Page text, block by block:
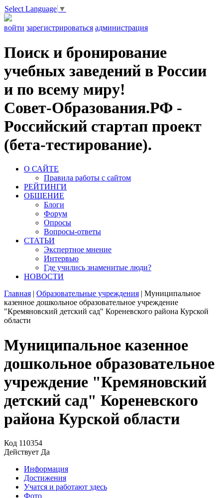
Select Language ▼
войти зарегистрироваться администрация
Поиск и бронирование
учебных заведений в России
и по всему миру!
Совет-Образования.РФ -
Российский стартап проект
(бета-тестирование).
О САЙТЕ
Правила работы с сайтом
РЕЙТИНГИ
ОБЩЕНИЕ
Блоги
Форум
Опросы
Вопросы-ответы
СТАТЬИ
Экспертное мнение
Интервью
Где учились знаменитые люди?
НОВОСТИ
Главная | Образовательные учреждения | Муниципальное
казенное дошкольное образовательное учреждение
"Кремяновский детский сад" Кореневского района Курской
области
Муниципальное казенное
дошкольное образовательное
учреждение "Кремяновский
детский сад" Кореневского
района Курской области
Код 110354
Действует Да
Информация
Достижения
Учатся и работают здесь
Фото